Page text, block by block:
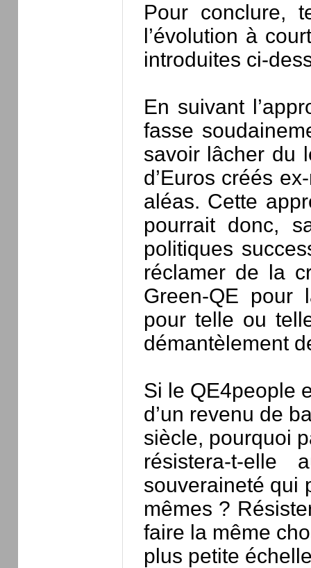
Pour conclure,
l’évolution à
introduites ci-
En suivant
fasse
savoir lâcher du
d’Euros créés
aléas. Cette
pourrait donc,
politiques
réclamer de la
Green-QE pour
pour telle ou
démantèlement
Si le QE4people
d’un revenu de
siècle, pourquoi
résistera-t-
souveraineté qui
mêmes ?
faire la même
plus petite